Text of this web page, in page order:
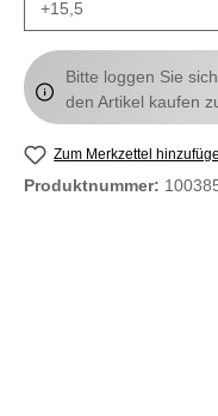
Bitte loggen Sie
den Artikel kaufen
Zum Merkzettel
Produktnummer: